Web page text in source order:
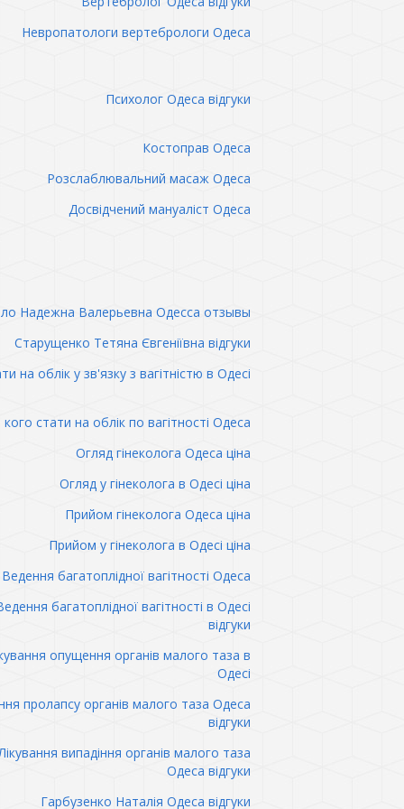
Невропатологи вертебрологи Одеса
Психолог Одеса відгуки
Костоправ Одеса
Розслаблювальний масаж Одеса
Досвідчений мануаліст Одеса
Надежна Валерьевна Одесса отзывы
Старущенко Тетяна Євгеніївна відгуки
на облік у зв'язку з вагітністю в Одесі
стати на облік по вагітності Одеса
Огляд гінеколога Одеса ціна
Огляд у гінеколога в Одесі ціна
Прийом гінеколога Одеса ціна
Прийом у гінеколога в Одесі ціна
Ведення багатоплідної вагітності Одеса
багатоплідної вагітності в Одесі
відгуки
опущення органів малого таза в
Одесі
пролапсу органів малого таза Одеса
відгуки
випадіння органів малого таза
Одеса відгуки
Гарбузенко Наталія Одеса відгуки